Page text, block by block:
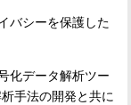
バシーを保護した
化データ解析ツー
手法の開発と共に